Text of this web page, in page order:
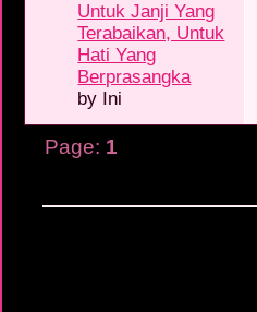
Untuk Janji Yang
Terabaikan, Untuk
Hati Yang
Berprasangka
by Ini
Page: 1